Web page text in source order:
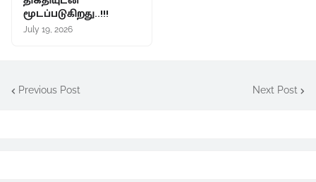
மூடப்படுகிறது..!!!
July 19, 2026
Previous Post Next Post